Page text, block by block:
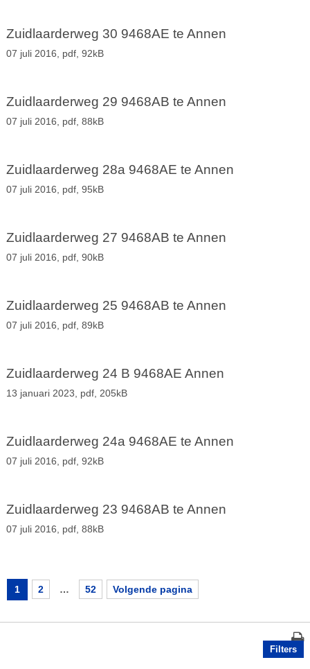
Zuidlaarderweg 30 9468AE te Annen
07 juli 2016, pdf, 92kB
Zuidlaarderweg 29 9468AB te Annen
07 juli 2016, pdf, 88kB
Zuidlaarderweg 28a 9468AE te Annen
07 juli 2016, pdf, 95kB
Zuidlaarderweg 27 9468AB te Annen
07 juli 2016, pdf, 90kB
Zuidlaarderweg 25 9468AB te Annen
07 juli 2016, pdf, 89kB
Zuidlaarderweg 24 B 9468AE Annen
13 januari 2023, pdf, 205kB
Zuidlaarderweg 24a 9468AE te Annen
07 juli 2016, pdf, 92kB
Zuidlaarderweg 23 9468AB te Annen
07 juli 2016, pdf, 88kB
1 2 … 52 Volgende pagina
Filters